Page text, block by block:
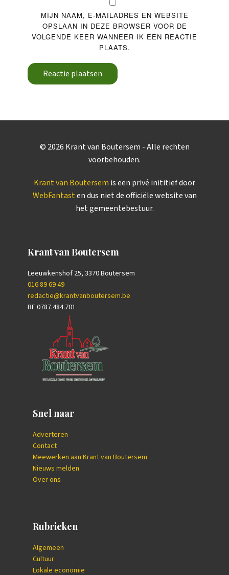
MIJN NAAM, E-MAILADRES EN WEBSITE
OPSLAAN IN DEZE BROWSER VOOR DE
VOLGENDE KEER WANNEER IK EEN REACTIE
PLAATS.
Reactie plaatsen
© 2026 Krant van Boutersem - Alle rechten
voorbehouden.
Krant van Boutersem is een privé inititief door
WebFantasten dus niet de officiële website van
het gemeentebestuur.
Krant van Boutersem
Leeuwkenshof 25, 3370 Boutersem
016 89 69 49
redactie@krantvanboutersem.be
BE 0787.484.701
Snel naar
Adverteren
Contact
Meewerken aan Krant van Boutersem
Nieuws melden
Over ons
Rubrieken
Algemeen
Cultuur
Lokale economie